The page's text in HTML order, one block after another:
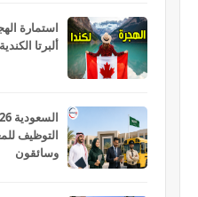
استمارة
ألبرتا الكندية Alberta 2026
التوظيف
وسائقون